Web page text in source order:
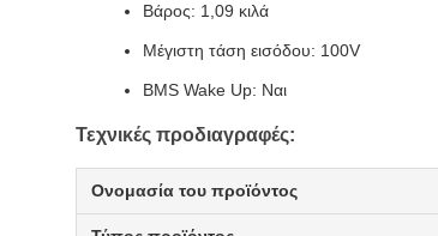
Βάρος: 1,09 κιλά
Μέγιστη τάση εισόδου: 100V
BMS Wake Up: Ναι
Τεχνικές προδιαγραφές:
Ονομασία του προϊόντος